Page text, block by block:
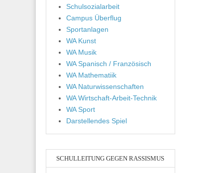
Schulsozialarbeit
Campus Überflug
Sportanlagen
WA Kunst
WA Musik
WA Spanisch / Französisch
WA Mathematiik
WA Naturwissenschaften
WA Wirtschaft-Arbeit-Technik
WA Sport
Darstellendes Spiel
SCHULLEITUNG GEGEN RASSISMUS